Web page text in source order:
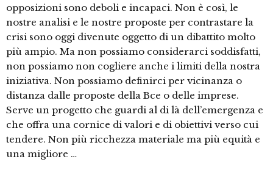
opposizioni sono deboli e incapaci. Non è così, le
nostre analisi e le nostre proposte per contrastare la
crisi sono oggi divenute oggetto di un dibattito molto
più ampio. Ma non possiamo considerarci soddisfatti,
non possiamo non cogliere anche i limiti della nostra
iniziativa. Non possiamo definirci per vicinanza o
distanza dalle proposte della Bce o delle imprese.
Serve un progetto che guardi al di là dell’emergenza e
che offra una cornice di valori e di obiettivi verso cui
tendere. Non più ricchezza materiale ma più equità e
una migliore …